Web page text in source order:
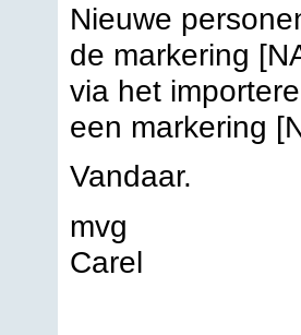
Nieuwe
de markering
via het
een markering
Vandaar.
mvg
Carel